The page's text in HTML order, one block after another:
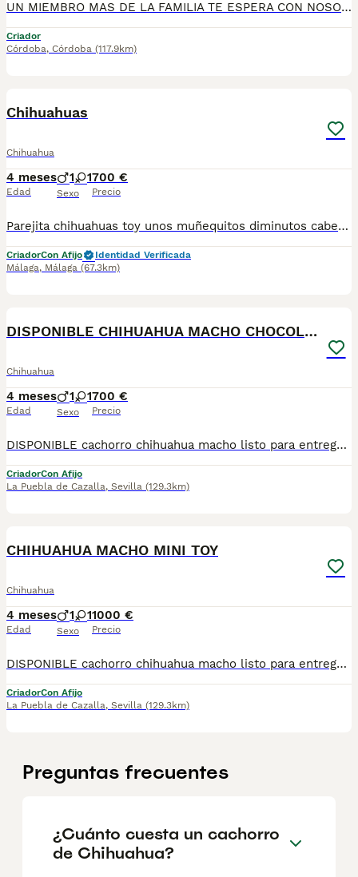
UN MIEMBRO MAS DE LA FAMILIA TE ESPERA CON NOSOTROS , chihuahuas preciosos, machos y hembras disponibles , se entregan con todo al dia respecto a documentación y condiciones sanitarias , tanto así que hacemos entregas totalmente personalizadas y sin un euro por adelantado , obtenerse personas no aptas para tener perros , solo personas responsables. hacemos entregas a toda ESPAÑA . mas info 670864332
Criador
Córdoba, Córdoba (117.9km)
Chihuahuas
Chihuahua
4 meses
Edad
1 1
Sexo
700 €
Precio
Parejita chihuahuas toy unos muñequitos diminutos cabecita manzana estan vacunados desparasitados todo al dia para mas información llámame al 615080706
CriadorCon Afijo
Identidad Verificada
Málaga, Málaga (67.3km)
DISPONIBLE CHIHUAHUA MACHO CHOCOLATE
Chihuahua
4 meses
Edad
1 1
Sexo
700 €
Precio
DISPONIBLE cachorro chihuahua macho listo para entregarla miniatura toy tamaño muy pequeño . FOTOS REALES. Tiene muy buen carácter criado en entorno familiar cariñosos y muy jugueton ideal para compañías se entrega revisado por nuestro veterinario desparacitado con dos vacunas. enseñado hacer sus necesidades en empapadera se envia a todas españa más información por WhatsApp o llamadas 602212186 saludo
CriadorCon Afijo
La Puebla de Cazalla, Sevilla (129.3km)
CHIHUAHUA MACHO MINI TOY
Chihuahua
4 meses
Edad
1 1
Sexo
1000 €
Precio
DISPONIBLE cachorro chihuahua macho listo para entregarla miniatura toy tamaño muy pequeño . FOTOS REALES. Tiene muy buen carácter criado en entorno familiar cariñosos y muy jugueton ideal para compañías se entrega revisado por nuestro veterinario desparacitado con dos vacunas. enseñado hacer sus necesidades en empapadera se envia a todas españa más información por WhatsApp o llamadas 602212186 saludo
CriadorCon Afijo
La Puebla de Cazalla, Sevilla (129.3km)
Preguntas frecuentes
¿Cuánto cuesta un cachorro
de Chihuahua?